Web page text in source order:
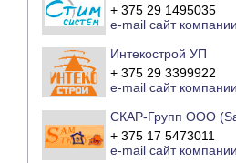
+ 375 29 1495035
e-mail сайт компании
Интекострой УП
+ 375 29 3399922
e-mail сайт компании
СКАР-Групп ООО
+ 375 17 5473011
e-mail сайт компании